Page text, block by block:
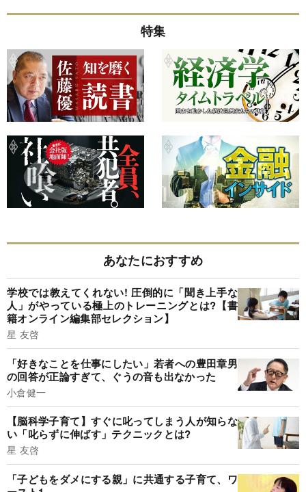
特集
あなたにおすすめ
学校では教えてくれない! 圧倒的に「聞き上手な
人」がやっている極上のトレーニングとは?【書
籍オンライン編集部セレクション】
星 友啓
「好きなことを仕事にしたい」若者への豊田章男
の回答が正論すぎて、ぐうの音も出なかった
小倉健一
【脳科学子育て】すぐに叱ってしまう人が知らな
い「叱らずに伸ばす」テクニックとは?
星 友啓
「子どもをダメにする親」に共通する子育て、ワ